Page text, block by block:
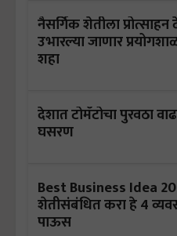
नैसर्गिक शेतीला
उभारल्या जाणार प्रयोगशाळा, केंद्रीय गृहमंत्री
शहा
देशात टोमॅटोचा पुरवठा
घसरण
Best Business Idea
शेतीसंबंधित करा हे 4
पाऊस